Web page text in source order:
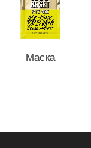
Mаска